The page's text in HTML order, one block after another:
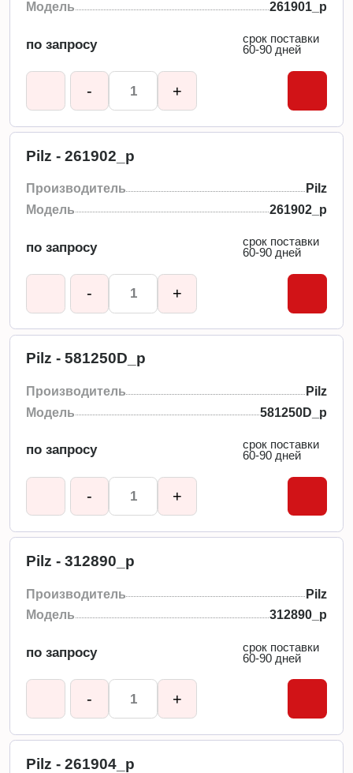
Модель
261901_p
по запросу
срок поставки
60-90 дней
- +
Pilz - 261902_p
Производитель
Pilz
Модель
261902_p
по запросу
срок поставки
60-90 дней
- +
Pilz - 581250D_p
Производитель
Pilz
Модель
581250D_p
по запросу
срок поставки
60-90 дней
- +
Pilz - 312890_p
Производитель
Pilz
Модель
312890_p
по запросу
срок поставки
60-90 дней
- +
Pilz - 261904_p